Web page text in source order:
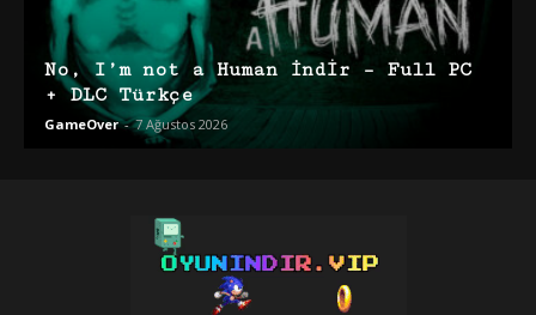
No, I’m not a Human İndir – Full PC
+ DLC Türkçe
GameOver - 7 Ağustos 2026